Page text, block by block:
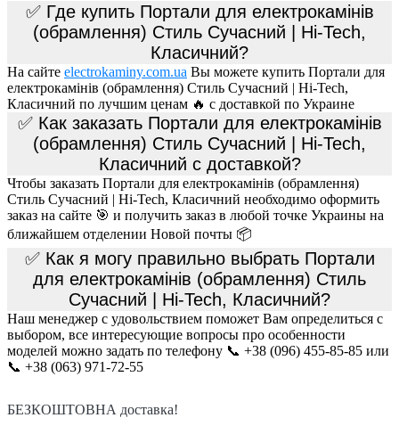
✅ Где купить Портали для електрокамінів
(обрамлення) Стиль Сучасний | Hi-Tech,
Класичний?
На сайте electrokaminy.com.ua Вы можете купить Портали для
електрокамінів (обрамлення) Стиль Сучасний | Hi-Tech,
Класичний по лучшим ценам 🔥 с доставкой по Украине
✅ Как заказать Портали для електрокамінів
(обрамлення) Стиль Сучасний | Hi-Tech,
Класичний с доставкой?
Чтобы заказать Портали для електрокамінів (обрамлення)
Стиль Сучасний | Hi-Tech, Класичний необходимо оформить
заказ на сайте 🎯 и получить заказ в любой точке Украины на
ближайшем отделении Новой почты 📦
✅ Как я могу правильно выбрать Портали
для електрокамінів (обрамлення) Стиль
Сучасний | Hi-Tech, Класичний?
Наш менеджер с удовольствием поможет Вам определиться с
выбором, все интересующие вопросы про особенности
моделей можно задать по телефону 📞 +38 (096) 455-85-85 или
📞 +38 (063) 971-72-55
БЕЗКОШТОВНА доставка!